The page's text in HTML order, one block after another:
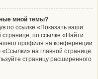
мной темы?
по ссылке «Показать ваши
по ссылке «Найти
профиля на конференции
на главной странице.
страницу расширенного